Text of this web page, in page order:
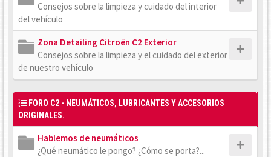
Consejos sobre la limpieza y cuidado del interior
del vehículo
Zona Detailing Citroën C2 Exterior
Consejos sobre la limpieza y el cuidado del exterior
de nuestro vehículo
FORO C2 - NEUMÁTICOS, LUBRICANTES Y ACCESORIOS
ORIGINALES.
Hablemos de neumáticos
¿Qué neumático le pongo? ¿Cómo se porta?...